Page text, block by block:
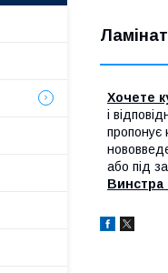
Хочете
і
пропонує
або під
Винстра